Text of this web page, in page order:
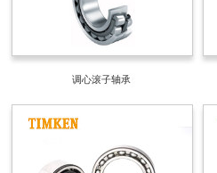
调心滚子轴承